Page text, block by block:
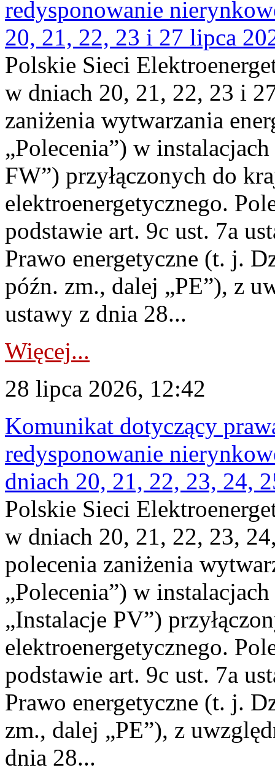
redysponowanie
20, 21, 22, 23 i 27 lipca
Polskie Sieci
w dniach 20, 21, 22, 23 i
zaniżenia wytwarzania
„Polecenia”) w
FW”) przyłączonych do
elektroenergetycznego.
podstawie art. 9c ust. 7a
Prawo energetyczne (t. j.
późn. zm., dalej „PE”), z
ustawy z dnia 28...
Więcej...
28 lipca 2026, 12:42
Komunikat dotyczący
redysponowanie
dniach 20, 21, 22, 23, 24,
Polskie Sieci
w dniach 20, 21, 22, 23,
polecenia zaniżenia
„Polecenia”) w
„Instalacje PV”)
elektroenergetycznego.
podstawie art. 9c ust. 7a
Prawo energetyczne (t. j.
zm., dalej „PE”), z
dnia 28...